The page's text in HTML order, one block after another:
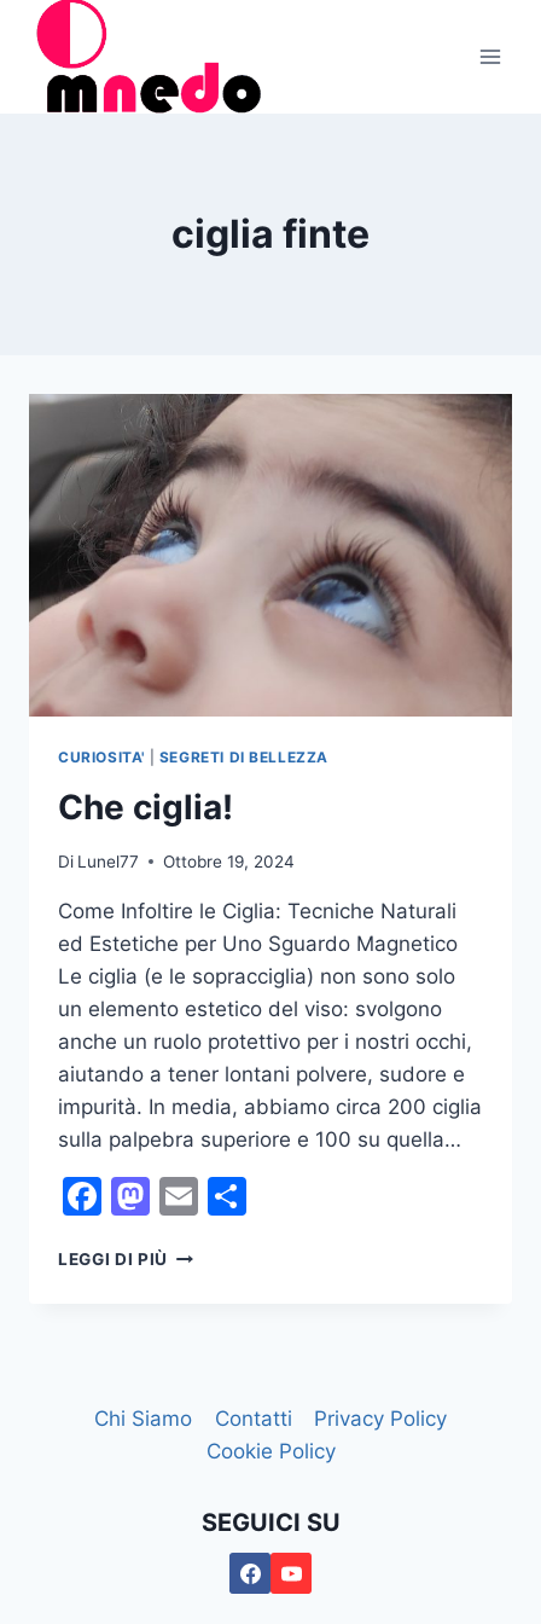
Salta
contenuto
ciglia finte
CURIOSITA' SEGRETI DI BELLEZZA
Che ciglia!
Di Lunel77 Ottobre 19, 2024
Come Infoltire le Ciglia: Tecniche Naturali
ed Estetiche per Uno Sguardo Magnetico
Le ciglia (e le sopracciglia) non sono solo
un elemento estetico del viso: svolgono
anche un ruolo protettivo per i nostri occhi,
aiutando a tener lontani polvere, sudore e
impurità. In media, abbiamo circa 200 ciglia
sulla palpebra superiore e 100 su quella…
Facebook
Mastodon
Email
LEGGI DI PIÙ CHE
Chi Siamo Contatti
Privacy Policy
Cookie Policy
SEGUICI SU